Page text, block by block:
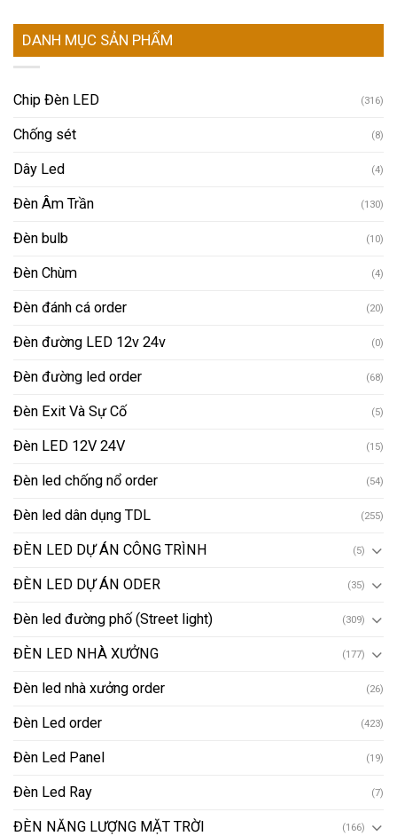
DANH MỤC SẢN PHẨM
Chip Đèn LED (316)
Chống sét (8)
Dây Led (4)
Đèn Âm Trần (130)
Đèn bulb (10)
Đèn Chùm (4)
Đèn đánh cá order (20)
Đèn đường LED 12v 24v (0)
Đèn đường led order (68)
Đèn Exit Và Sự Cố (5)
Đèn LED 12V 24V (15)
Đèn led chống nổ order (54)
Đèn led dân dụng TDL (255)
ĐÈN LED DỰ ÁN CÔNG TRÌNH (5)
ĐÈN LED DỰ ÁN ODER (35)
Đèn led đường phố (Street light) (309)
ĐÈN LED NHÀ XƯỞNG (177)
Đèn led nhà xưởng order (26)
Đèn Led order (423)
Đèn Led Panel (19)
Đèn Led Ray (7)
ĐÈN NĂNG LƯỢNG MẶT TRỜI (166)